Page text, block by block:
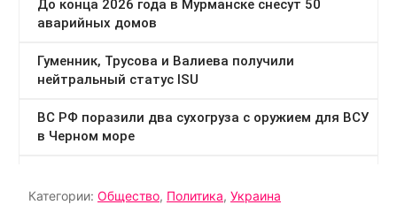
Категории: Общество, Политика, Украина